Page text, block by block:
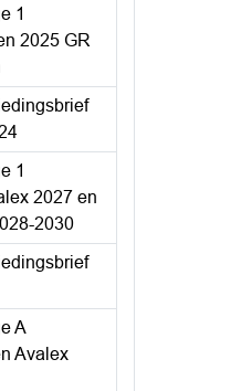
1
2025 GR
1
2027 en
2030
A
Avalex